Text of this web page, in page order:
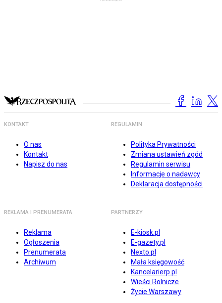
KONTAKT
O nas
Kontakt
Napisz do nas
REGULAMIN
Polityka Prywatności
Zmiana ustawień zgód
Regulamin serwisu
Informacje o nadawcy
Deklaracja dostępności
REKLAMA I PRENUMERATA
Reklama
Ogłoszenia
Prenumerata
Archiwum
PARTNERZY
E-kiosk.pl
E-gazety.pl
Nexto.pl
Mała księgowość
Kancelarierp.pl
Wieści Rolnicze
Życie Warszawy